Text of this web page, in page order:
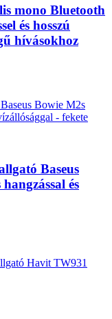
mono Bluetooth
és hosszú
hívásokhoz
Baseus
és